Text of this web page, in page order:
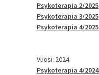
Psykoterapia 2/2025
Psykoterapia 3/2025
Psykoterapia 4/2025
Vuosi: 2024
Psykoterapia 4/2024